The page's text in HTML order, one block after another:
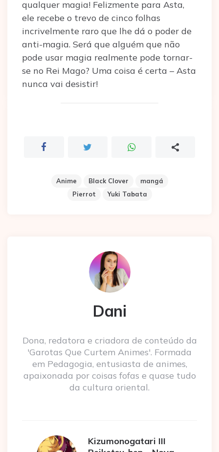
qualquer magia! Felizmente para Asta,
ele recebe o trevo de cinco folhas
incrivelmente raro que lhe dá o poder de
anti-magia. Será que alguém que não
pode usar magia realmente pode tornar-
se no Rei Mago? Uma coisa é certa – Asta
nunca vai desistir!
Anime Black Clover
mangá
Pierrot
Yuki Tabata
Dani
Dona, redatora e criadora de conteúdo da
'Garotas Que Curtem Animes'. Formada
em Pedagogia, entusiasta de animes,
apaixonada por coisas fofas e quase tudo
da cultura oriental.
Kizumonogatari III